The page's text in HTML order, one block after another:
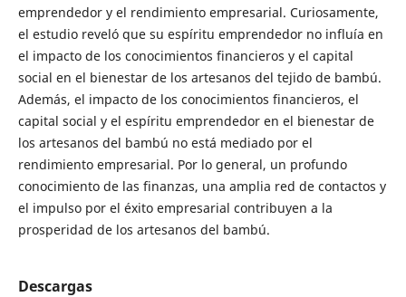
emprendedor y el rendimiento empresarial. Curiosamente,
el estudio reveló que su espíritu emprendedor no influía en
el impacto de los conocimientos financieros y el capital
social en el bienestar de los artesanos del tejido de bambú.
Además, el impacto de los conocimientos financieros, el
capital social y el espíritu emprendedor en el bienestar de
los artesanos del bambú no está mediado por el
rendimiento empresarial. Por lo general, un profundo
conocimiento de las finanzas, una amplia red de contactos y
el impulso por el éxito empresarial contribuyen a la
prosperidad de los artesanos del bambú.
Descargas